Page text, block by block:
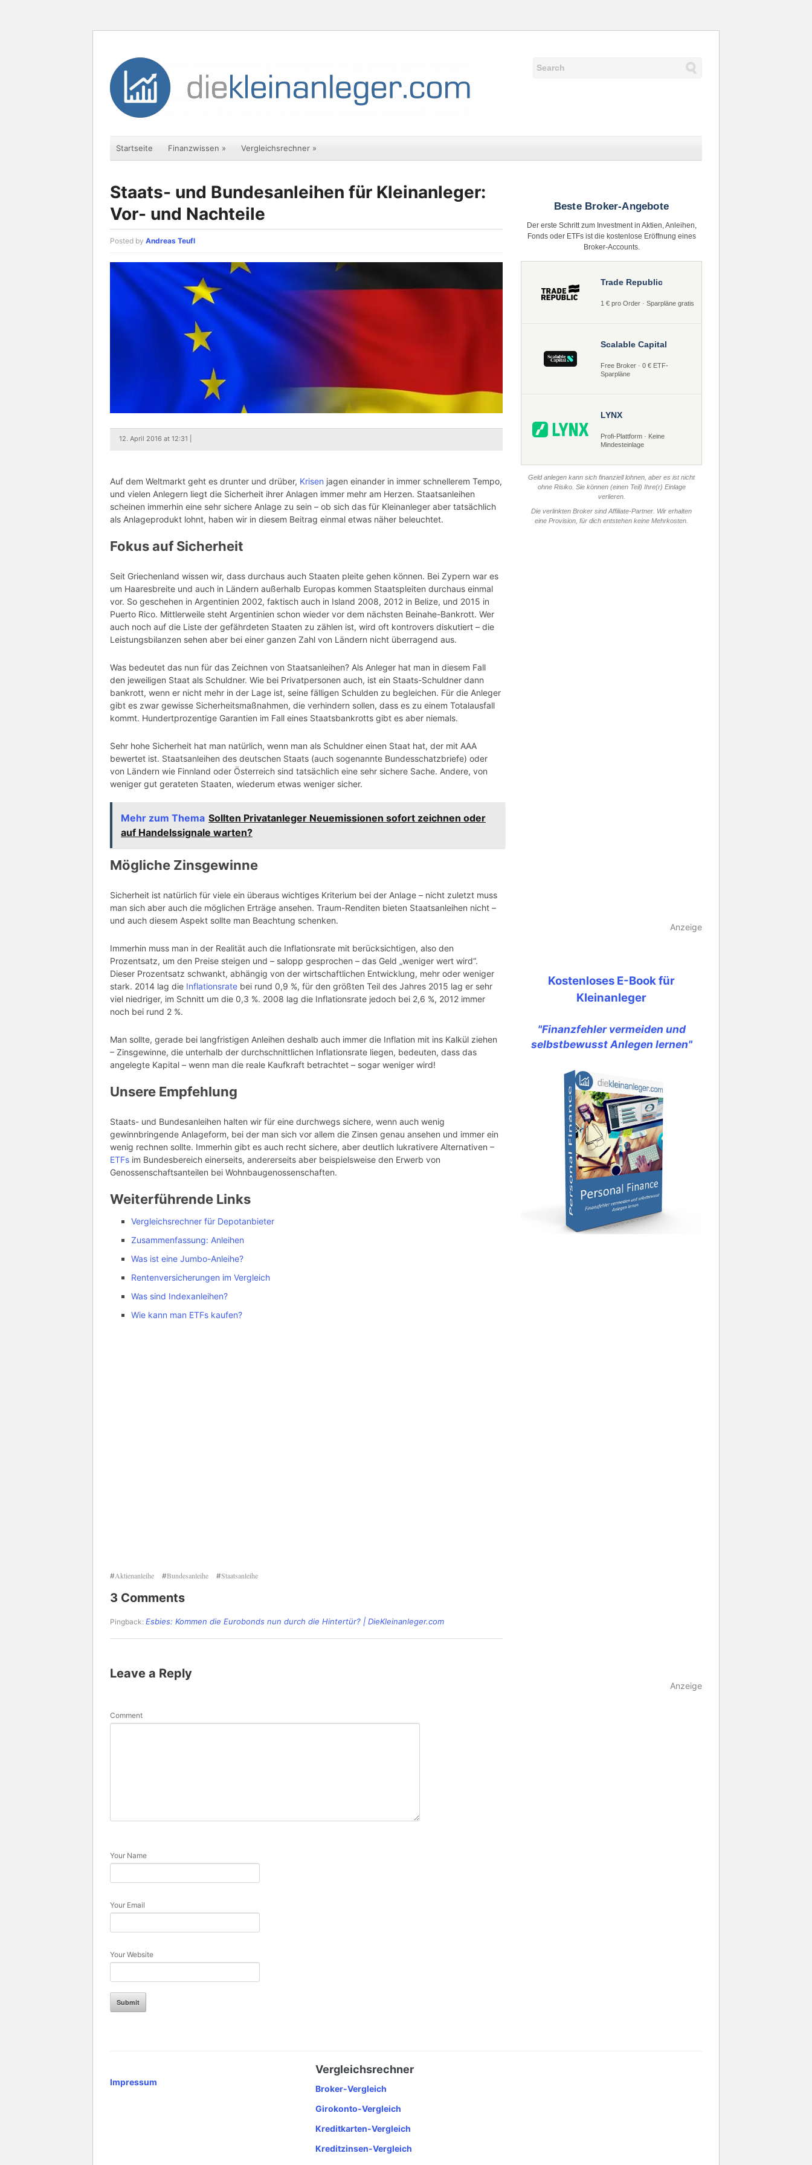
Startseite Finanzwissen » Vergleichsrechner »
Staats- und Bundesanleihen für Kleinanleger:
Vor- und Nachteile
Posted by Andreas Teufl
12. April 2016 at 12:31 |
Auf dem Weltmarkt geht es drunter und drüber, Krisen jagen einander in immer schnellerem Tempo,
und vielen Anlegern liegt die Sicherheit ihrer Anlagen immer mehr am Herzen. Staatsanleihen
scheinen immerhin eine sehr sichere Anlage zu sein – ob sich das für Kleinanleger aber tatsächlich
als Anlageprodukt lohnt, haben wir in diesem Beitrag einmal etwas näher beleuchtet.
Fokus auf Sicherheit
Seit Griechenland wissen wir, dass durchaus auch Staaten pleite gehen können. Bei Zypern war es
um Haaresbreite und auch in Ländern außerhalb Europas kommen Staatspleiten durchaus einmal
vor. So geschehen in Argentinien 2002, faktisch auch in Island 2008, 2012 in Belize, und 2015 in
Puerto Rico. Mittlerweile steht Argentinien schon wieder vor dem nächsten Beinahe-Bankrott. Wer
auch noch auf die Liste der gefährdeten Staaten zu zählen ist, wird oft kontrovers diskutiert – die
Leistungsbilanzen sehen aber bei einer ganzen Zahl von Ländern nicht überragend aus.
Was bedeutet das nun für das Zeichnen von Staatsanleihen? Als Anleger hat man in diesem Fall
den jeweiligen Staat als Schuldner. Wie bei Privatpersonen auch, ist ein Staats-Schuldner dann
bankrott, wenn er nicht mehr in der Lage ist, seine fälligen Schulden zu begleichen. Für die Anleger
gibt es zwar gewisse Sicherheitsmaßnahmen, die verhindern sollen, dass es zu einem Totalausfall
kommt. Hundertprozentige Garantien im Fall eines Staatsbankrotts gibt es aber niemals.
Sehr hohe Sicherheit hat man natürlich, wenn man als Schuldner einen Staat hat, der mit AAA
bewertet ist. Staatsanleihen des deutschen Staats (auch sogenannte Bundesschatzbriefe) oder
von Ländern wie Finnland oder Österreich sind tatsächlich eine sehr sichere Sache. Andere, von
weniger gut gerateten Staaten, wiederum etwas weniger sicher.
Mehr zum Thema Sollten Privatanleger Neuemissionen sofort zeichnen oder
auf Handelssignale warten?
Mögliche Zinsgewinne
Sicherheit ist natürlich für viele ein überaus wichtiges Kriterium bei der Anlage – nicht zuletzt muss
man sich aber auch die möglichen Erträge ansehen. Traum-Renditen bieten Staatsanleihen nicht –
und auch diesem Aspekt sollte man Beachtung schenken.
Immerhin muss man in der Realität auch die Inflationsrate mit berücksichtigen, also den
Prozentsatz, um den Preise steigen und – salopp gesprochen – das Geld „weniger wert wird“.
Dieser Prozentsatz schwankt, abhängig von der wirtschaftlichen Entwicklung, mehr oder weniger
stark. 2014 lag die Inflationsrate bei rund 0,9 %, für den größten Teil des Jahres 2015 lag er sehr
viel niedriger, im Schnitt um die 0,3 %. 2008 lag die Inflationsrate jedoch bei 2,6 %, 2012 immer
noch bei rund 2 %.
Man sollte, gerade bei langfristigen Anleihen deshalb auch immer die Inflation mit ins Kalkül ziehen
– Zinsgewinne, die unterhalb der durchschnittlichen Inflationsrate liegen, bedeuten, dass das
angelegte Kapital – wenn man die reale Kaufkraft betrachtet – sogar weniger wird!
Unsere Empfehlung
Staats- und Bundesanleihen halten wir für eine durchwegs sichere, wenn auch wenig
gewinnbringende Anlageform, bei der man sich vor allem die Zinsen genau ansehen und immer ein
wenig rechnen sollte. Immerhin gibt es auch recht sichere, aber deutlich lukrativere Alternativen –
ETFs im Bundesbereich einerseits, andererseits aber beispielsweise den Erwerb von
Genossenschaftsanteilen bei Wohnbaugenossenschaften.
Weiterführende Links
Vergleichsrechner für Depotanbieter
Zusammenfassung: Anleihen
Was ist eine Jumbo-Anleihe?
Rentenversicherungen im Vergleich
Was sind Indexanleihen?
Wie kann man ETFs kaufen?
#Aktienanleihe #Bundesanleihe #Staatsanleihe
3 Comments
Pingback: Esbies: Kommen die Eurobonds nun durch die Hintertür? | DieKleinanleger.com
Leave a Reply
Comment
Your Name
Your Email
Your Website
Beste Broker-Angebote
Der erste Schritt zum Investment in Aktien, Anleihen,
Fonds oder ETFs ist die kostenlose Eröffnung eines
Broker-Accounts.
Trade Republic
1 € pro Order · Sparpläne gratis
Scalable Capital
Free Broker · 0 € ETF-
Sparpläne
LYNX
Profi-Plattform · Keine
Mindesteinlage
Geld anlegen kann sich finanziell lohnen, aber es ist nicht
ohne Risiko. Sie können (einen Teil) Ihre(r) Einlage
verlieren.
Die verlinkten Broker sind Affiliate-Partner. Wir erhalten
eine Provision, für dich entstehen keine Mehrkosten.
Anzeige
Kostenloses E-Book für
Kleinanleger
"Finanzfehler vermeiden und
selbstbewusst Anlegen lernen"
Anzeige
Impressum
Vergleichsrechner
Broker-Vergleich
Girokonto-Vergleich
Kreditkarten-Vergleich
Kreditzinsen-Vergleich